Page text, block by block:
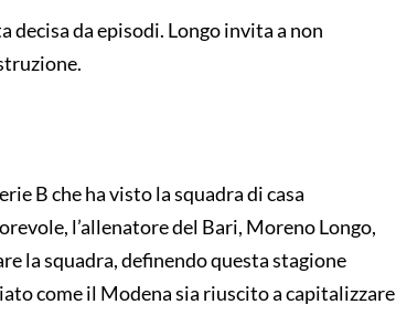
decisa da episodi. Longo invita a non
B che ha visto la squadra di casa
l’allenatore del Bari, Moreno Longo,
la squadra, definendo questa stagione
come il Modena sia riuscito a capitalizzare